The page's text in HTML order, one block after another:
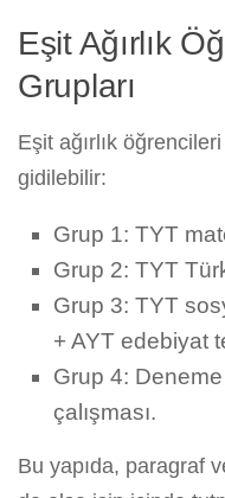
Eşit Ağırlık
Grupları
Eşit ağırlık
gidilebilir:
Grup 1: TYT
Grup 2: TYT
Grup 3: TYT
+ AYT edebiyat
Grup 4:
çalışması.
Bu yapıda, paragraf